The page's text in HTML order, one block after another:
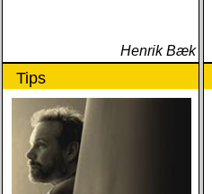
Unheard Studio Sessions &
Demos 1971-1972
(Omnivore) Naturligtvis
borde alla årets Rootsy-
plattor vara med på listan,
men jag har istället valt att
bara lista de plattor jag
lyssnat på väsentligt mycket
Henrik Bæk
Tips